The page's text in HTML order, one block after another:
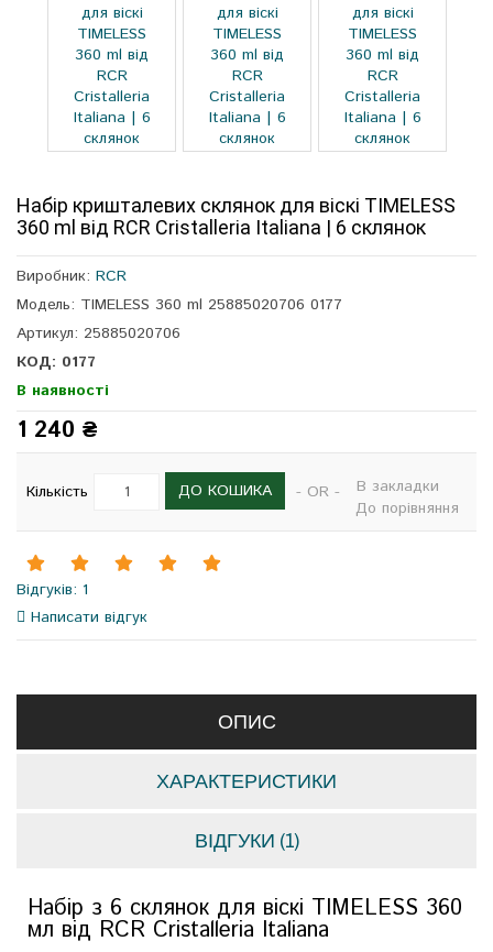
Набір кришталевих склянок для віскі TIMELESS
360 ml від RCR Cristalleria Italiana | 6 склянок
Виробник: RCR
Модель: TIMELESS 360 ml 25885020706 0177
Артикул: 25885020706
КОД: 0177
В наявності
1 240 ₴
Кількість ДО КОШИКА - OR -
В закладки
До порівняння
Відгуків: 1
Написати відгук
ОПИС
ХАРАКТЕРИСТИКИ
ВІДГУКИ (1)
Набір з 6 склянок для віскі TIMELESS 360
мл від RCR Cristalleria Italiana